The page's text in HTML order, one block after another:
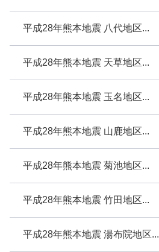
平成28年熊本地震 八代地区...
平成28年熊本地震 天草地区...
平成28年熊本地震 玉名地区...
平成28年熊本地震 山鹿地区...
平成28年熊本地震 菊池地区...
平成28年熊本地震 竹田地区...
平成28年熊本地震 湯布院地区...